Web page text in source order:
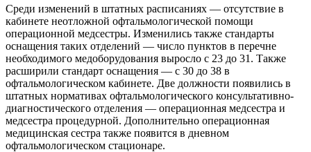
Среди изменений в штатных расписаниях — отсутствие в
кабинете неотложной офтальмологической помощи
операционной медсестры. Изменились также стандарты
оснащения таких отделений — число пунктов в перечне
необходимого медоборудования выросло с 23 до 31. Также
расширили стандарт оснащения — с 30 до 38 в
офтальмологическом кабинете. Две должности появились в
штатных нормативах офтальмологического консультативно-
диагностического отделения — операционная медсестра и
медсестра процедурной. Дополнительно операционная
медицинская сестра также появится в дневном
офтальмологическом стационаре.